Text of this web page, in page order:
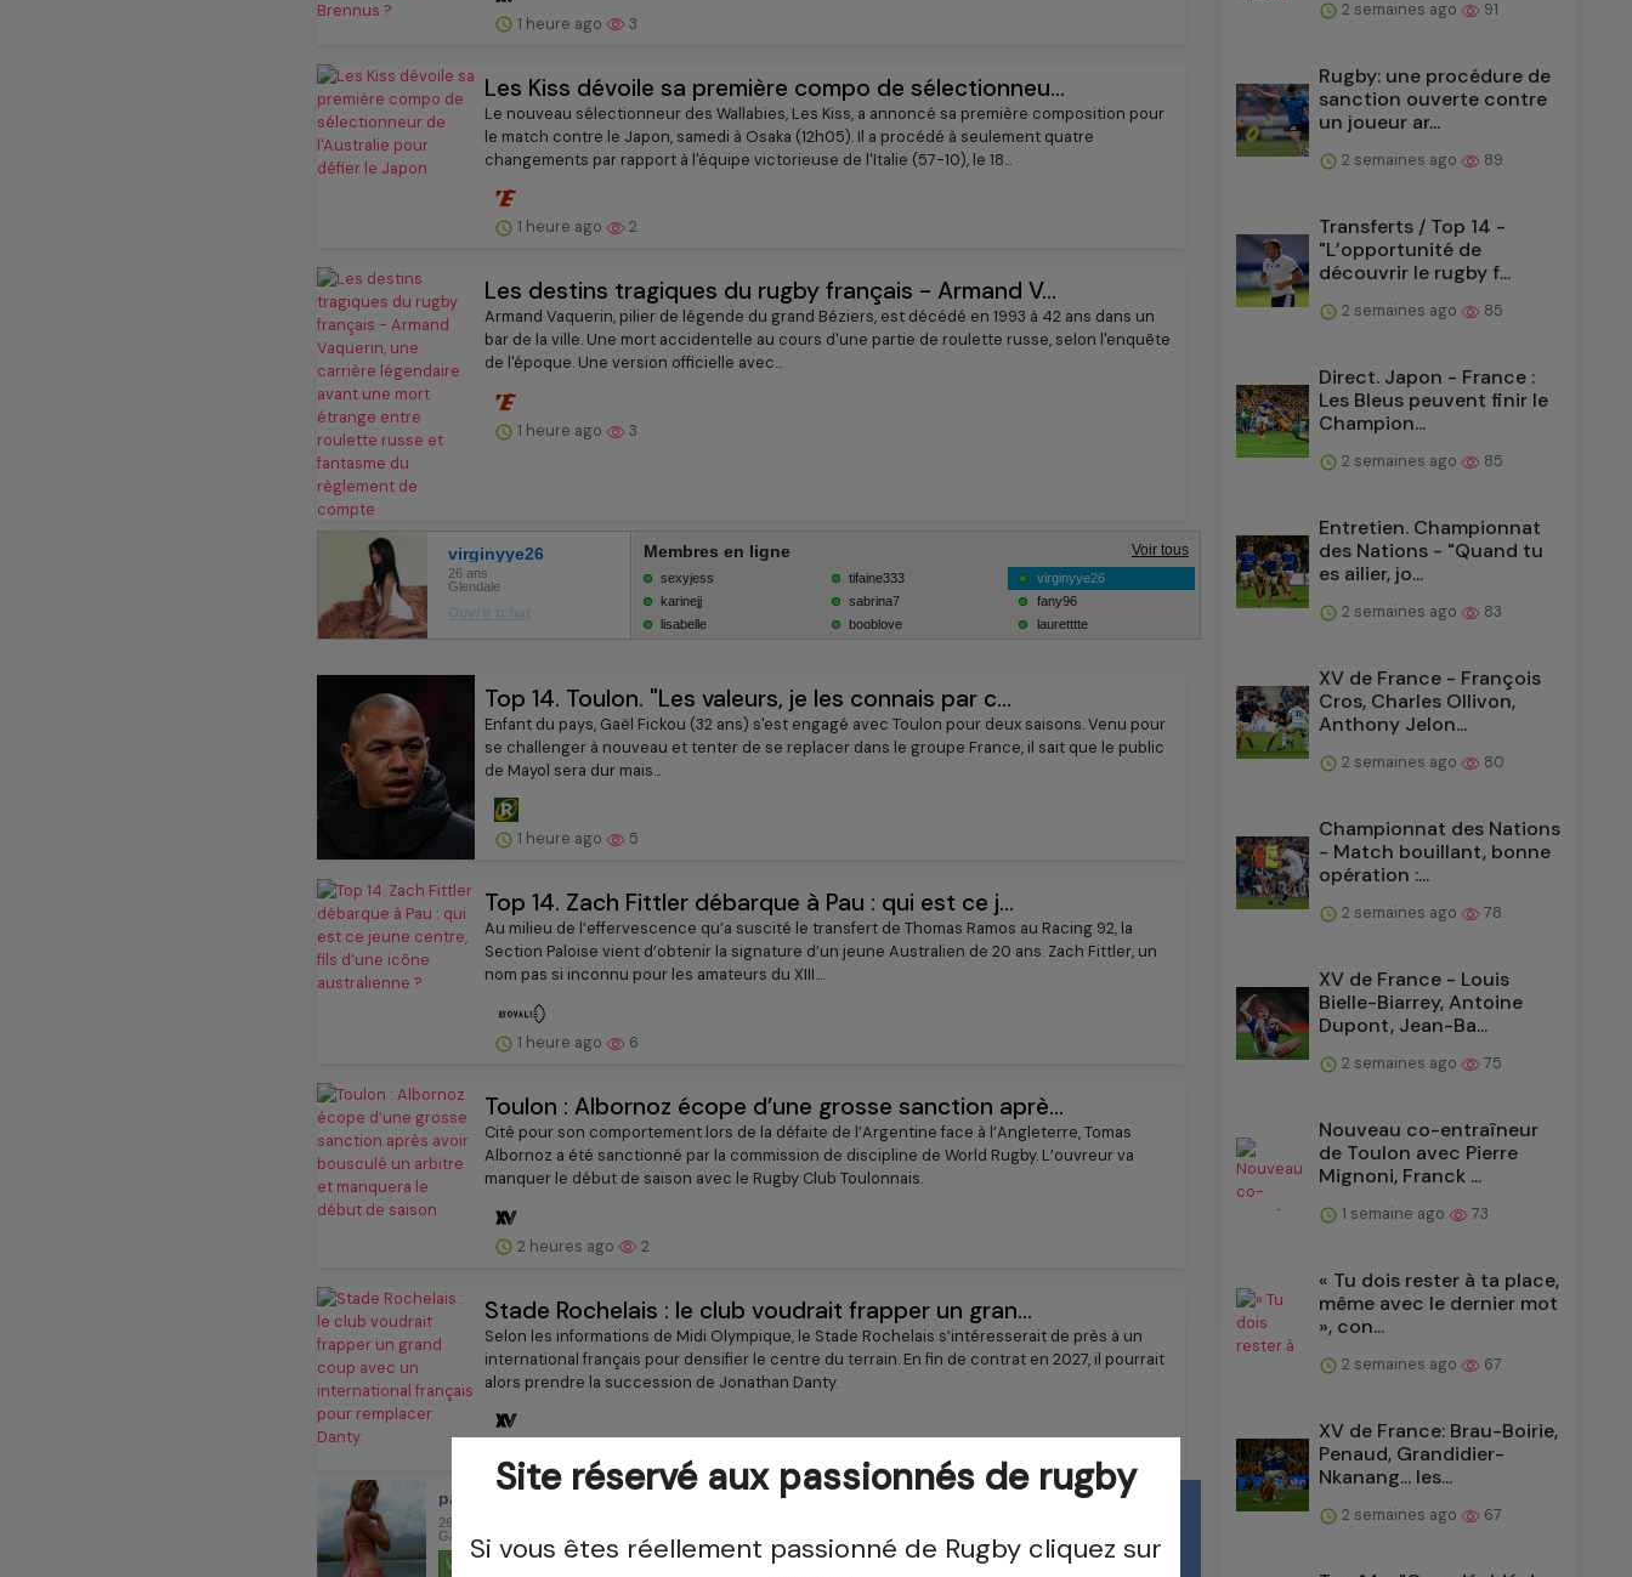
1 heure ago 3
Les Kiss dévoile sa première compo de sélectionneu...
Le nouveau sélectionneur des Wallabies, Les Kiss, a annoncé sa première composition pour
le match contre le Japon, samedi à Osaka (12h05). Il a procédé à seulement quatre
changements par rapport à l'équipe victorieuse de l'Italie (57-10), le 18...
1 heure ago 2
Les destins tragiques du rugby français - Armand V...
Armand Vaquerin, pilier de légende du grand Béziers, est décédé en 1993 à 42 ans dans un
bar de la ville. Une mort accidentelle au cours d'une partie de roulette russe, selon l'enquête
de l'époque. Une version officielle avec...
1 heure ago 3
Top 14. Toulon. "Les valeurs, je les connais par c...
Enfant du pays, Gaël Fickou (32 ans) s'est engagé avec Toulon pour deux saisons. Venu pour
se challenger à nouveau et tenter de se replacer dans le groupe France, il sait que le public
de Mayol sera dur mais...
1 heure ago 5
Top 14. Zach Fittler débarque à Pau : qui est ce j...
Au milieu de l’effervescence qu’a suscité le transfert de Thomas Ramos au Racing 92, la
Section Paloise vient d’obtenir la signature d’un jeune Australien de 20 ans. Zach Fittler, un
nom pas si inconnu pour les amateurs du XIII....
1 heure ago 6
Toulon : Albornoz écope d’une grosse sanction aprè...
Cité pour son comportement lors de la défaite de l’Argentine face à l’Angleterre, Tomas
Albornoz a été sanctionné par la commission de discipline de World Rugby. L’ouvreur va
manquer le début de saison avec le Rugby Club Toulonnais.
2 heures ago 2
Stade Rochelais : le club voudrait frapper un gran...
Selon les informations de Midi Olympique, le Stade Rochelais s’intéresserait de près à un
international français pour densifier le centre du terrain. En fin de contrat en 2027, il pourrait
alors prendre la succession de Jonathan Danty.
2 semaines ago 91
Rugby: une procédure de
sanction ouverte contre
un joueur ar...
2 semaines ago 89
Transferts / Top 14 -
"L’opportunité de
découvrir le rugby f...
2 semaines ago 85
Direct. Japon - France :
Les Bleus peuvent finir le
Champion...
2 semaines ago 85
Entretien. Championnat
des Nations - "Quand tu
es ailier, jo...
2 semaines ago 83
XV de France - François
Cros, Charles Ollivon,
Anthony Jelon...
2 semaines ago 80
Championnat des Nations
- Match bouillant, bonne
opération :...
2 semaines ago 78
XV de France - Louis
Bielle-Biarrey, Antoine
Dupont, Jean-Ba...
2 semaines ago 75
Nouveau co-entraîneur
de Toulon avec Pierre
Mignoni, Franck ...
1 semaine ago 73
« Tu dois rester à ta place,
même avec le dernier mot
», con...
2 semaines ago 67
XV de France: Brau-Boirie,
Penaud, Grandidier-
Nkanang... les...
2 semaines ago 67
Site réservé aux passionnés de rugby
Si vous êtes réellement passionné de Rugby cliquez sur